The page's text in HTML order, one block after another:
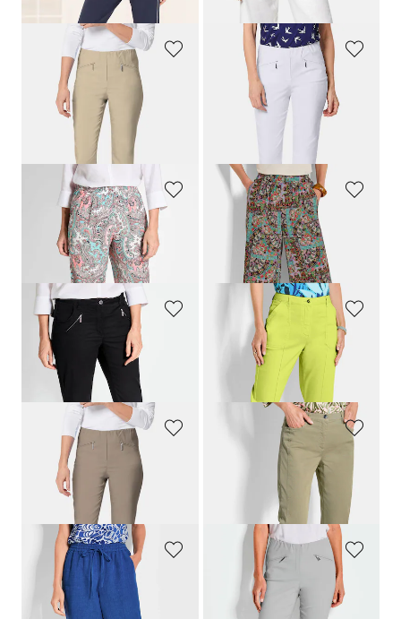
GOLDNER
Schmale Bengalinhose
LOUISA
159,00 CHF
GOLDNER
Schmale Bengalinhose
LOUISA
159,00 CHF
GOLDNER
Gemusterte Hose im Paisley-Dessin
99,00 CHF169,00 CHF
GOLDNER
Weite Hose VERA mit Patch-Print
119,00 CHF159,00 CHF
GOLDNER
7/8 Chino-Hose LOUISA
119,00 CHF
179,00 CHF
GOLDNER
Hose SARA mit Cargo-Taschen
139,00 CHF
219,00 CHF
GOLDNER
Schmale Bengalinhose
LOUISA
159,00 CHF
mit Schlank-Effekt
219,00 CHF
GOLDNER
Bermudahose CARLA
aus reinem Leinen
119,00 CHF
159,00 CHF
GOLDNER
7/8-Bengalinhose
LOUISA
159,00 CHF